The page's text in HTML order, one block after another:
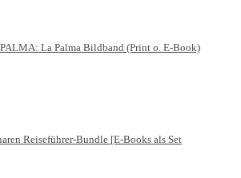
La Palma Bildband (Print o. E-Book)
Reiseführer-Bundle [E-Books als Set